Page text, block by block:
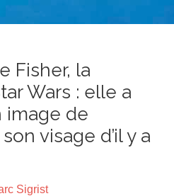
Fisher, la
Wars : elle a
image de
visage d’il y a
Sigrist